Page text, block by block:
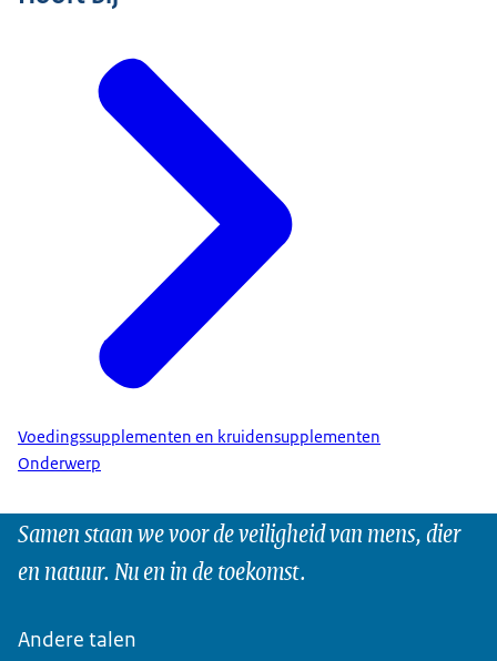
Voedingssupplementen en kruidensupplementen
Onderwerp
Samen staan we voor de veiligheid van mens, dier
en natuur. Nu en in de toekomst.
Andere talen